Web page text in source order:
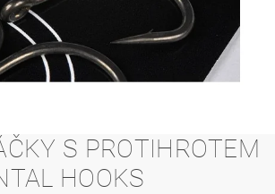
S PROTIHROTEM
HOOKS